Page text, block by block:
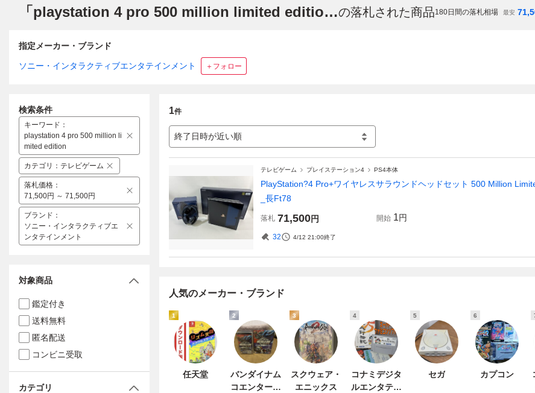
「playstation 4 pro 500 million limited edition」の落札された商品180日間の落札相場 最安
指定メーカー・ブランド
ソニー・インタラクティブエンタテインメント ＋フォロー
1件
終了日時が近い順
テレビゲーム プレイステーション4 PS4本体
PlayStation?4 Pro+ワイヤレスサラウンドヘッドセット 500 Million
_長Ft78
落札 71,500円 開始 1円
32 4/12 21:00終了
人気のメーカー・ブランド
1
任天堂
2
バンダイナム
コエンターテ
3
スクウェア・
エニックス
4
コナミデジタ
ルエンタテイ
5
セガ
6
カプコン
検索条件
キーワード ：
playstation 4 pro 500 million li
mited edition
カテゴリ ： テレビゲーム
落札価格 ：
71,500円 ～ 71,500円
ブランド ：
ソニー・インタラクティブエ
ンタテインメント
対象商品
鑑定付き
送料無料
匿名配送
コンビニ受取
カテゴリ